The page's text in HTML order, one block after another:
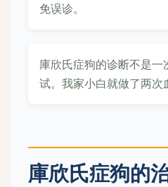
免误诊。
庫欣氏症狗的诊断不是
试。我家小白就做了两次
庫欣氏症狗的